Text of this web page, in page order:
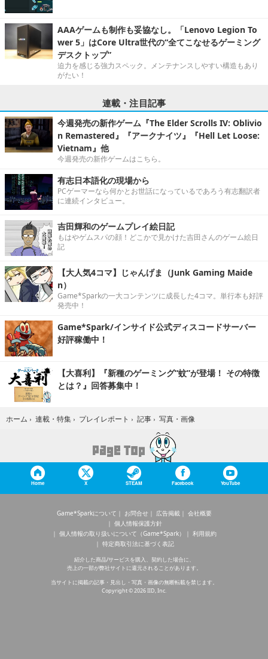
AAAゲームも制作も妥協なし。「Lenovo Legion To
wer 5」はCore Ultra世代の“全てこなせるゲーミング
デスクトップ”
迫力を感じる強力スペック。メンテナンスしやすい構造もあり
がたい！
連載・注目記事
今週発売の新作ゲーム『The Elder Scrolls IV: Oblivio
n Remastered』『アークナイツ』『Hell Let Loose:
Vietnam』他
今週発売の新作ゲームはこちら。
有志日本語化の現場から
PCゲーマーなら何かとお世話になっているであろう有志翻訳者
に連続インタビュー。
吉田輝和のゲームプレイ絵日記
もはやゲムスパの顔！どこかで見かけた吉田さんのゲーム絵日
記
【大人気4コマ】じゃんげま（Junk Gaming Maide
n）
Game*Sparkの一大コンテンツに成長した4コマ。単行本も好評
発売中！
Game*Spark/インサイド公式ディスコードサーバー
好評稼働中！
【大喜利】『新種のゲーミング“蚊”が登場！ その特徴
とは？』回答募集中！
ホーム › 連載・特集 › プレイレポート › 記事 › 写真・画像
Home X STEAM Facebook YouTube
Game*Sparkについて お問合せ 広告掲載
会社概要
個人情報保護方針
個人情報の取り扱いについて（Game*Spark）
利用規約
特定商取引法に基づく表記
紹介した商品/サービスを購入、契約した場合に、
売上の一部が弊社サイトに還元されることがあります。
当サイトに掲載の記事・見出し・写真・画像の無断転載を禁じます。
Copyright © 2026 IID, Inc.